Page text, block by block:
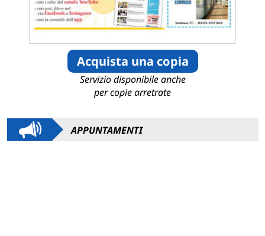
Acquista una copia
Servizio disponibile anche
per copie arretrate
APPUNTAMENTI